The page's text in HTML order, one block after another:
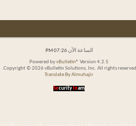
الساعة الآن07:26 PM
Powered byvBulletin® Version 4.2.5
Copyright © 2026 vBulletin Solutions, Inc. All rights reserved.
Translate By Almuhajir
Securityteam